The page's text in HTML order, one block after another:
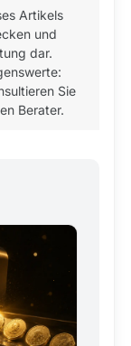
Artikels
und
dar.
Sie
Berater.